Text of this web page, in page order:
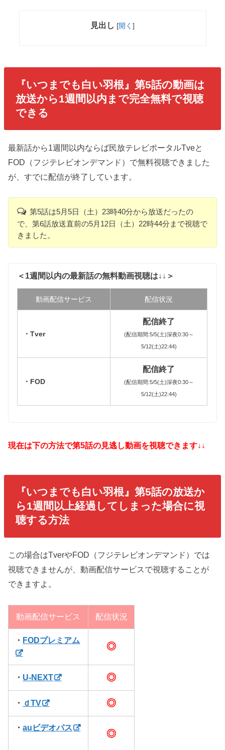
見出し [開く ]
『いつまでも白い羽根』第5話の動画は
放送から1週間以内まで完全無料で視聴
できる
最新話から1週間以内ならば民放テレビポータルTveと
FOD（フジテレビオンデマンド）で無料視聴できました
が、すでに配信が終了しています。
第5話は5月5日（土）23時40分から放送だったの
で、第6話放送直前の5月12日（土）22時44分まで視聴で
きました。
＜1週間以内の最新話の無料動画視聴は↓↓＞
動画配信サービス 配信状況
・Tver
配信終了
(配信期間:5/5(土)深夜0:30～
5/12(土)22:44)
・FOD
配信終了
(配信期間:5/5(土)深夜0:30～
5/12(土)22:44)
現在は下の方法で第5話の見逃し動画を視聴できます↓↓
『いつまでも白い羽根』第5話の放送か
ら1週間以上経過してしまった場合に視
聴する方法
この場合はTverやFOD（フジテレビオンデマンド）では
視聴できませんが、動画配信サービスで視聴することが
できますよ。
動画配信サービス 配信状況
・ FODプレミアム
◎
・ U-NEXT ◎
・ ｄTV ◎
・auビデオパス
◎